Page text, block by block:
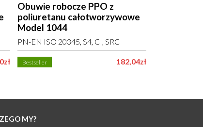
Obuwie robocze PPO z
poliuretanu całotworzywowe
Model 1044
PN-EN ISO 20345, S4, CI, SRC
Bestseller 182,04zł
MY?